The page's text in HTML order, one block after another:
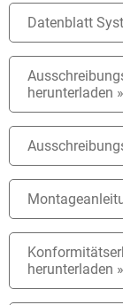
Datenblatt
herunterladen »
herunterladen »